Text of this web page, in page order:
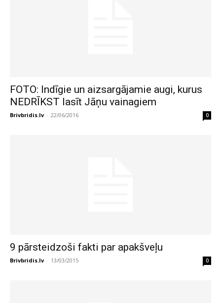
FOTO: Indīgie un aizsargājamie augi, kurus
NEDRĪKST lasīt Jāņu vainagiem
Brivbridis.lv - 22/06/2016 0
9 pārsteidzoši fakti par apakšveļu
Brivbridis.lv - 13/03/2015 0